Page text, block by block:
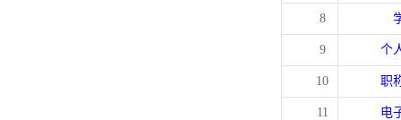
8
9 个
10 职
11 电